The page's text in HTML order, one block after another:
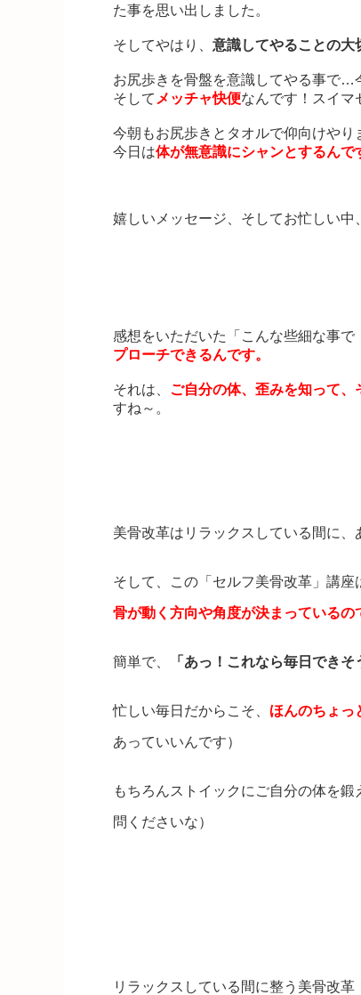
た事を思い出しました。
そしてやはり、 意識してやることの大
お尻歩きを骨盤を意識してやる事で…
そして メッチャ快便なんです！スイマ
今朝もお尻歩きとタオルで仰向けやり
今日は体が無意識にシャンとするんで
嬉しいメッセージ、そしてお忙しい中
感想をいただいた「こんな些細な事
プローチできるんです。
それは、 ご自分の体、歪みを知って
すね～。
美骨改革はリラックスしている間に、
そして、この「セルフ美骨改革」講座
骨が動く方向や角度が決まっている
簡単で、 「あっ！これなら毎日でき
忙しい毎日だからこそ、 ほんのちょっ
あっていいんです）
もちろんストイックにご自分の体を
問くださいな）
リラックスしている間に整う美骨改革